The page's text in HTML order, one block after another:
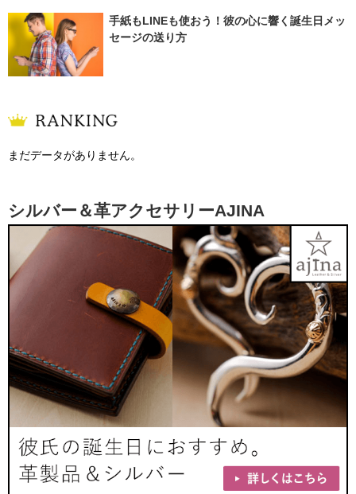
手紙もLINEも使おう！彼の心に響く誕生日メッ
セージの送り方
まだデータがありません。
シルバー＆革アクセサリーAJINA